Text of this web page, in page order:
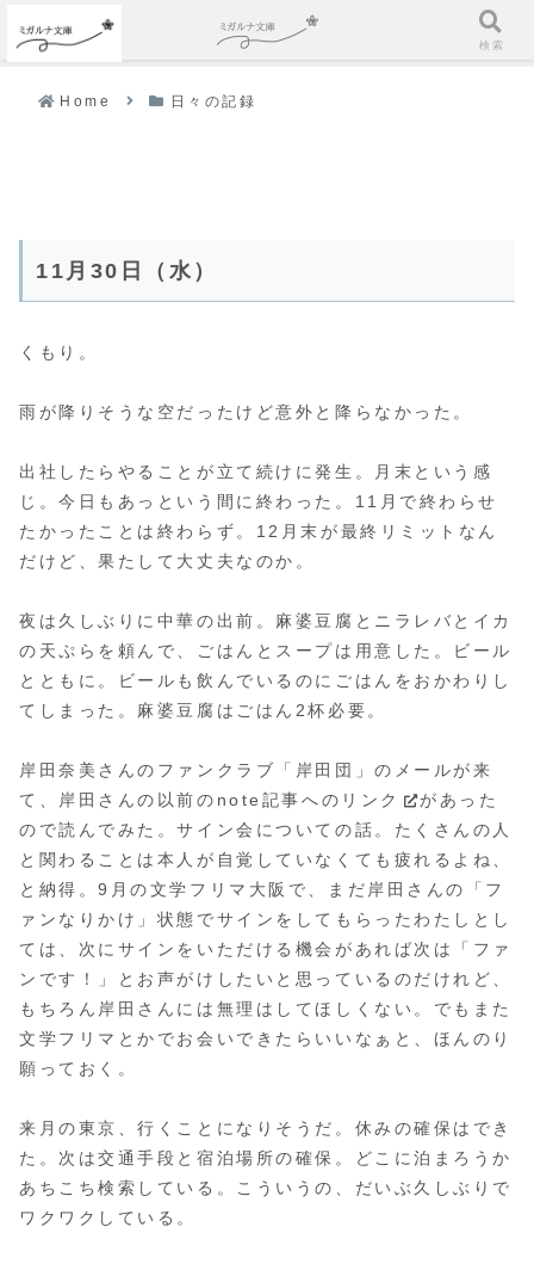
Home 日々の記録
11月30日（水）
くもり。
雨が降りそうな空だったけど意外と降らなかった。
出社したらやることが立て続けに発生。月末という感
じ。今日もあっという間に終わった。11月で終わらせ
たかったことは終わらず。12月末が最終リミットなん
だけど、果たして大丈夫なのか。
夜は久しぶりに中華の出前。麻婆豆腐とニラレバとイカ
の天ぷらを頼んで、ごはんとスープは用意した。ビール
とともに。ビールも飲んでいるのにごはんをおかわりし
てしまった。麻婆豆腐はごはん2杯必要。
岸田奈美さんのファンクラブ「岸田団」のメールが来
て、岸田さんの以前の note記事へのリンク
があった
ので読んでみた。サイン会についての話。たくさんの人
と関わることは本人が自覚していなくても疲れるよね、
と納得。9月の文学フリマ大阪で、まだ岸田さんの「フ
ァンなりかけ」状態でサインをしてもらったわたしとし
ては、次にサインをいただける機会があれば次は「ファ
ンです！」とお声がけしたいと思っているのだけれど、
もちろん岸田さんには無理はしてほしくない。でもまた
文学フリマとかでお会いできたらいいなぁと、ほんのり
願っておく。
来月の東京、行くことになりそうだ。休みの確保はでき
た。次は交通手段と宿泊場所の確保。どこに泊まろうか
あちこち検索している。こういうの、だいぶ久しぶりで
ワクワクしている。
ホーム 検索